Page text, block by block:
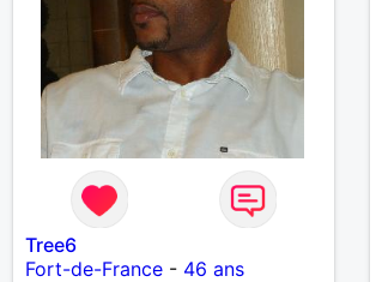
Tree6
Fort-de-France- 46 ans